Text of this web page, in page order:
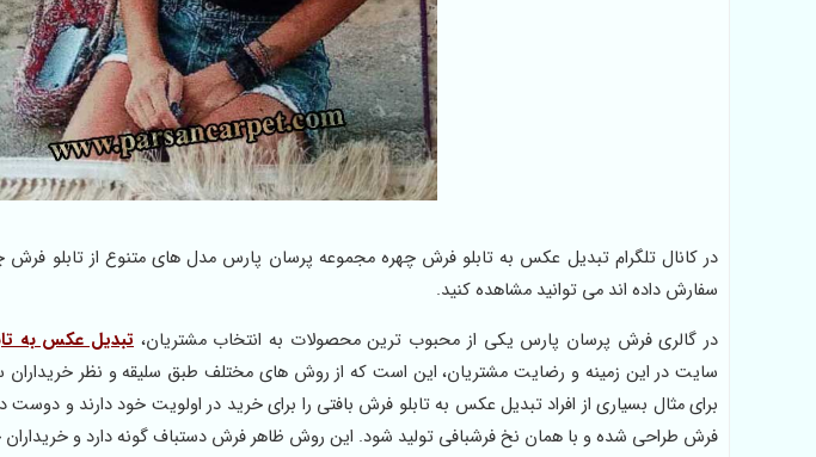
در کانال تلگرام تبدیل عکس به تابلو فرش چهره مجموعه پرسان پارس مدل های متنوع از تابلو فرش
سفارش داده اند می توانید مشاهده کنید.
در گالری فرش پرسان پارس یکی از محبوب ترین محصولات به انتخاب مشتریان،تبدیل عکس به
سایت در این زمینه و رضایت مشتریان، این است که از روش های مختلف طبق سلیقه و نظر
برای مثال بسیاری از افراد تبدیل عکس به تابلو فرش بافتی را برای خرید در اولویت خود دارند و
فرش طراحی شده و با همان نخ فرشبافی تولید شود. این روش ظاهر فرش دستباف گونه دارد و